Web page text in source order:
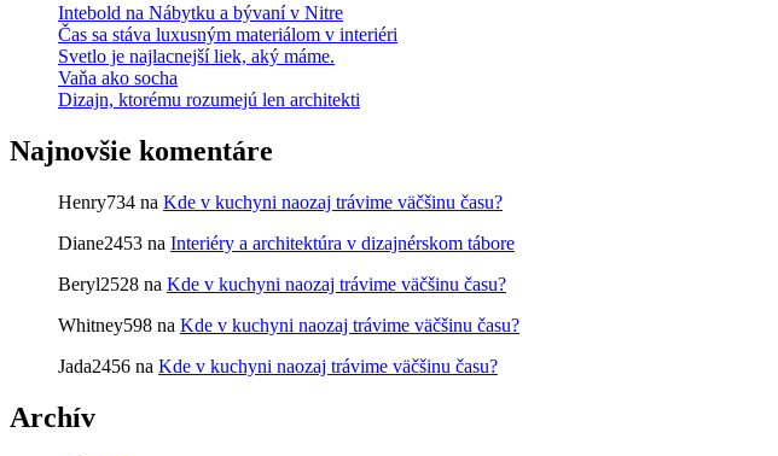
Intebold na Nábytku a bývaní v Nitre
Čas sa stáva luxusným materiálom v interiéri
Svetlo je najlacnejší liek, aký máme.
Vaňa ako socha
Dizajn, ktorému rozumejú len architekti
Najnovšie komentáre
Henry734 na Kde v kuchyni naozaj trávime väčšinu času?
Diane2453 na Interiéry a architektúra v dizajnérskom tábore
Beryl2528 na Kde v kuchyni naozaj trávime väčšinu času?
Whitney598 na Kde v kuchyni naozaj trávime väčšinu času?
Jada2456 na Kde v kuchyni naozaj trávime väčšinu času?
Archív